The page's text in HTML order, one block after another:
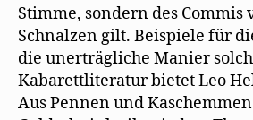
Stimme, sondern des Commis
Schnalzen gilt. Beispiele für
die unerträgliche Manier
Kabarettliteratur bietet Leo
Aus Pennen und